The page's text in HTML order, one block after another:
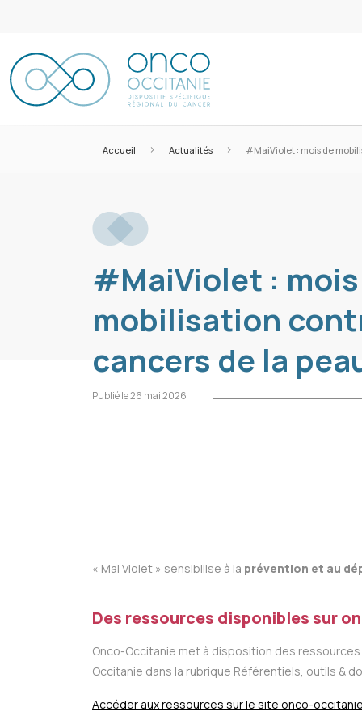
Accueil > Actualités > #MaiViolet : mois de
#MaiViolet :
mobilisation
cancers de la
Publié le 26 mai 2026
« Mai Violet » sensibilise à la prévention et au
Des ressources disponibles sur
Onco-Occitanie met à disposition des
Occitanie dans la rubrique Référentiels, outils &
Accéder aux ressources sur le site onco-